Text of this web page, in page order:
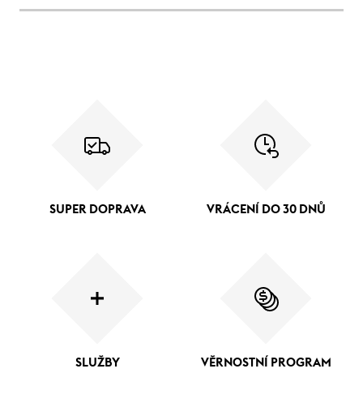
SUPER DOPRAVA VRÁCENÍ DO 30 DNŮ
SLUŽBY VĚRNOSTNÍ PROGRAM